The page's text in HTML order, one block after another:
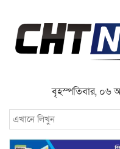
বৃহস্পতিবার, ০৬